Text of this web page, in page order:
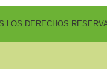
LOS DERECHOS